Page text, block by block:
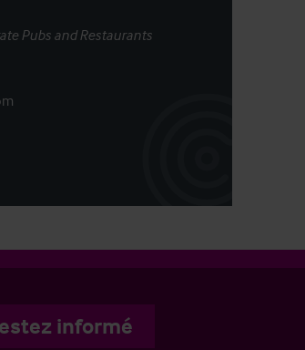
Pubs and Restaurants
informé